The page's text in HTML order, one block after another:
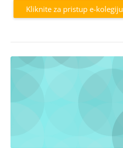
Kliknite za pristup e-kolegiju